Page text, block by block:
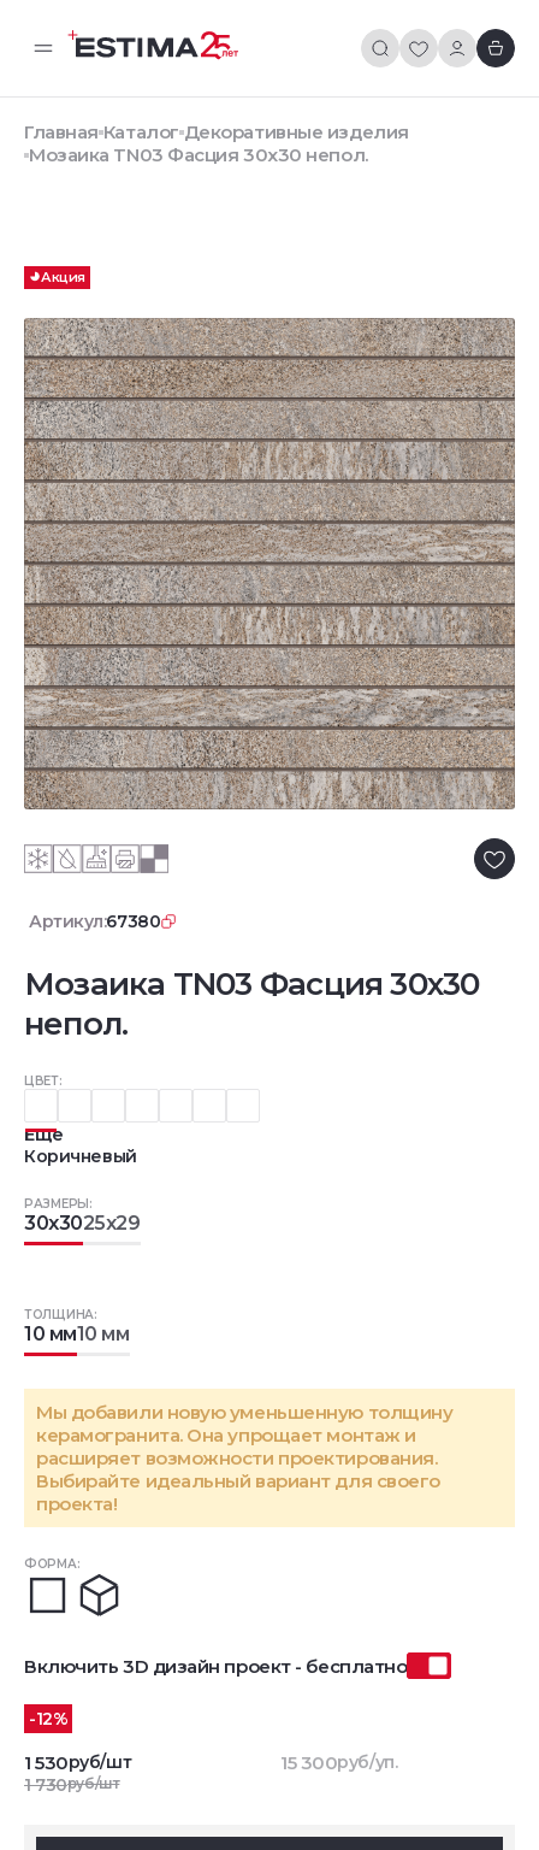
Главная Каталог Декоративные изделия
Мозаика TN03 Фасция 30x30 непол.
Акция
Артикул:67380
Мозаика TN03 Фасция 30x30
непол.
ЦВЕТ:
Еще
Коричневый
ФОРМА:
РАЗМЕРЫ:
30x3025x29
ТОЛЩИНА:
10 мм10 мм
Мы добавили новую уменьшенную толщину
керамогранита. Она упрощает монтаж и
расширяет возможности проектирования.
Выбирайте идеальный вариант для своего
проекта!
Включить 3D дизайн проект - бесплатно
-12%
1 530руб/шт
1 730руб/шт
15 300руб/уп.